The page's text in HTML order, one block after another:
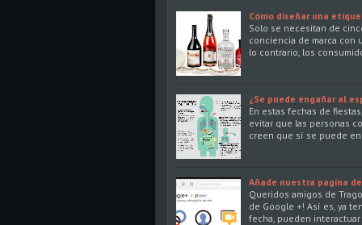
Cómo diseñar una
Solo se necesitan de
conciencia de marca con
lo contrario, los
¿Se puede engañar al
En estas fechas de
evitar que las personas
creen que sí se puede
Añade nuestra pagina
Queridos amigos de
de Google +! Así es, ya
fecha, pueden interactuar